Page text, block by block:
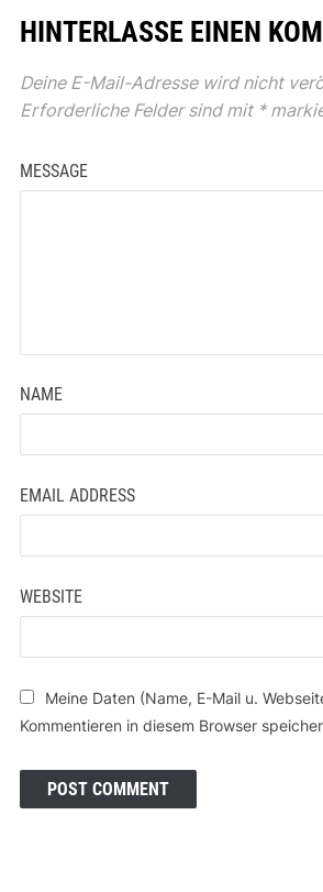
HINTERLASSE EINEN
Deine E-Mail-Adresse wird nicht
Erforderliche Felder sind mit *
MESSAGE
NAME
EMAIL ADDRESS
WEBSITE
Meine Daten (Name, E-Mail u.
Kommentieren in diesem Browser